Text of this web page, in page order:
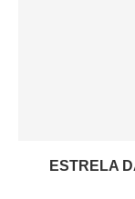
ESTRELA